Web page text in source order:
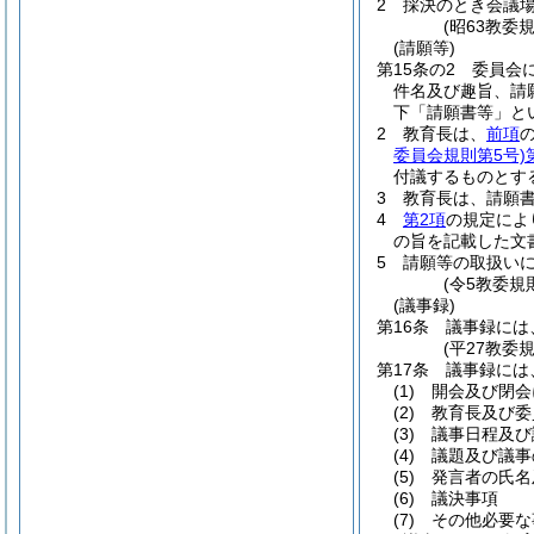
2
採決のとき会議
(昭63教委
(請願等)
第15条の2
委員会
件名及び趣旨、請
下「請願書等」と
2
教育長は、 前項
委員会規則第5号)
付議するものとす
3
教育長は、請願
4
第2項の規定によ
の旨を記載した文
5
請願等の取扱い
(令5教委規
(議事録)
第16条
議事録には
(平27教委
第17条
議事録には
(1)
開会及び閉
(2)
教育長及び
(3)
議事日程及
(4)
議題及び議
(5)
発言者の氏
(6)
議決事項
(7)
その他必要